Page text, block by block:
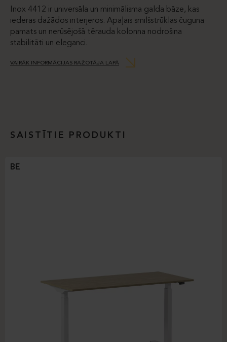
Inox 4412 ir universāla un minimālisma galda bāze, kas
iederas dažādos interjeros. Apaļais smilšstrūklas čuguna
pamats un nerūsējošā tērauda kolonna nodrošina
stabilitāti un eleganci.
VAIRĀK INFORMĀCIJAS RAŽOTĀJA LAPĀ
SAISTĪTIE PRODUKTI
BE